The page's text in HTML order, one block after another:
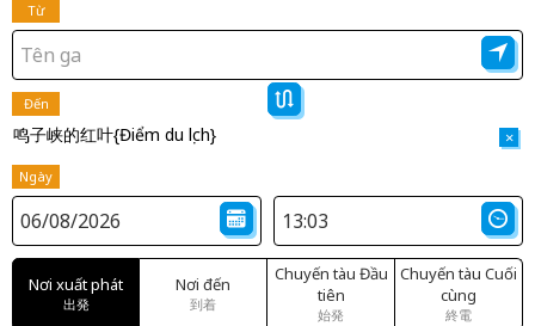
Từ
Đến
鸣子峡的红叶{Điểm du lịch} ×
Ngày
Nơi xuất phát
出発
Nơi đến
到着
Chuyến tàu Đầu
tiên
始発
Chuyến tàu Cuối
cùng
終電